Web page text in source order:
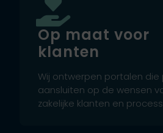
Op maat voor
klanten
Wij ontwerpen portalen
aansluiten op de wensen
zakelijke klanten en